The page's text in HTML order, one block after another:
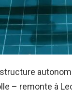
– remonte à